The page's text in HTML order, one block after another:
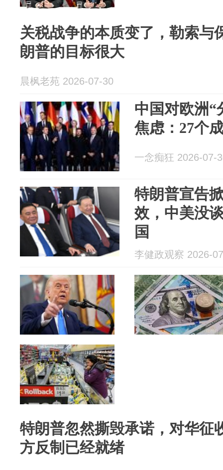
关税战争的本质变了，勒索与
朗普的目标很大
晨枫老苑 2026-07-30
中国对欧洲“
焦虑：27个
一念痴狂 2026-07-
特朗普宣告
效，中美没
国
李健政观察 2026-
特朗普忽然撕毁承诺，对华征
方反制已经就绪